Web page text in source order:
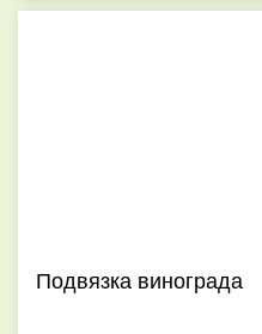
Подвязка винограда